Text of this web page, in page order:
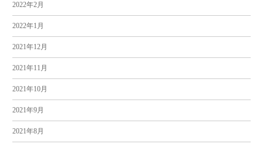
2022年2月
2022年1月
2021年12月
2021年11月
2021年10月
2021年9月
2021年8月